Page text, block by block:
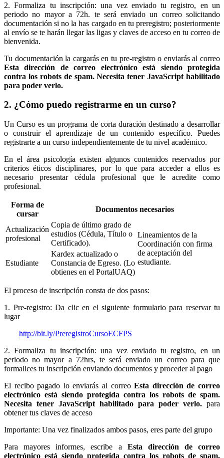
2. Formaliza tu inscripción: una vez enviado tu registro, en un
periodo no mayor a 72h. te será enviado un correo solicitando
documentación si no la has cargado en tu preregistro; posteriormente
al envío se te harán llegar las ligas y claves de acceso en tu correo de
bienvenida.
Tu documentación la cargarás en tu pre-registro o enviarás al correo
Esta dirección de correo electrónico está siendo protegida
contra los robots de spam. Necesita tener JavaScript habilitado
para poder verlo.
2. ¿Cómo puedo registrarme en un curso?
Un Curso es un programa de corta duración destinado a desarrollar
o construir el aprendizaje de un contenido específico. Puedes
registrarte a un curso independientemente de tu nivel académico.
En el área psicología existen algunos contenidos reservados por
criterios éticos disciplinares, por lo que para acceder a ellos es
necesario presentar cédula profesional que le acredite como
profesional.
Forma de
cursar
Documentos necesarios
Actualización
profesional
Copia de último grado de
estudios (Cédula, Título o
Certificado).
Lineamientos de la
Coordinación con firma
de aceptación del
estudiante.
Estudiante
Kardex actualizado o
Constancia de Egreso. (Lo
obtienes en el PortalUAQ)
El proceso de inscripción consta de dos pasos:
1. Pre-registro: Da clic en el siguiente formulario para reservar tu
lugar
http://bit.ly/PreregistroCursoECFPS
2. Formaliza tu inscripción: una vez enviado tu registro, en un
periodo no mayor a 72hrs, te será enviado un correo para que
formalices tu inscripción enviando documentos y proceder al pago
El recibo pagado lo enviarás al correoEsta dirección de correo
electrónico está siendo protegida contra los robots de spam.
Necesita tener JavaScript habilitado para poder verlo. para
obtener tus claves de acceso
Importante: Una vez finalizados ambos pasos, eres parte del grupo
Para mayores informes, escribe a Esta dirección de correo
electrónico está siendo protegida contra los robots de spam.